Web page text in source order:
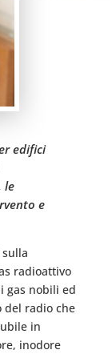
edifici
le
e
radioattivo
gas nobili ed
del radio che
in
inodore